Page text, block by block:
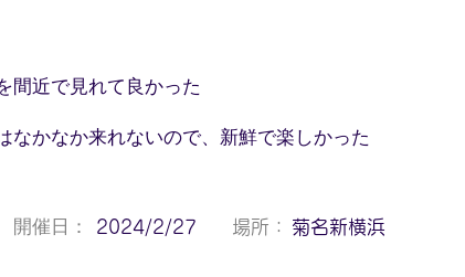
間近で見れて良かった
なかなか来れないので、新鮮で楽しかった
開催日： 2024/2/27 場所： 菊名新横浜